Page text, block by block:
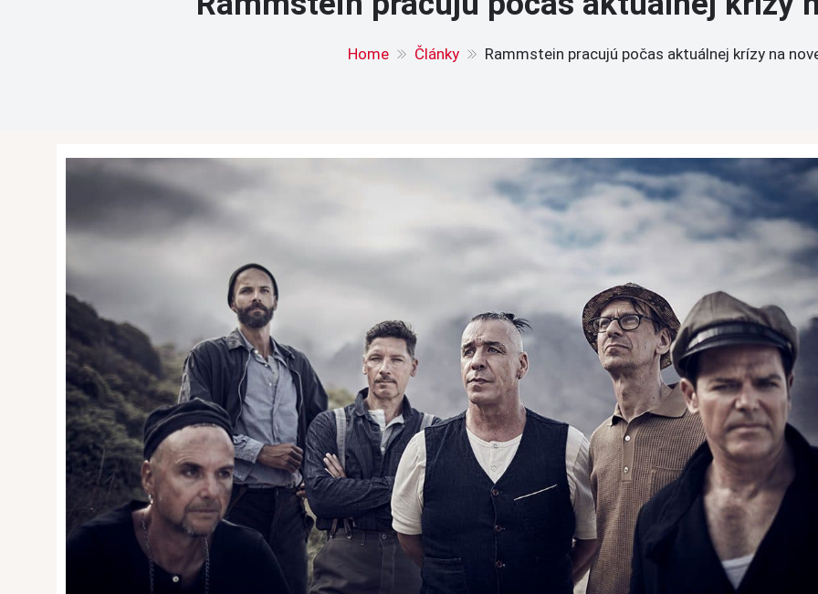
Home Články Rammstein pracujú počas aktuálnej krízy na